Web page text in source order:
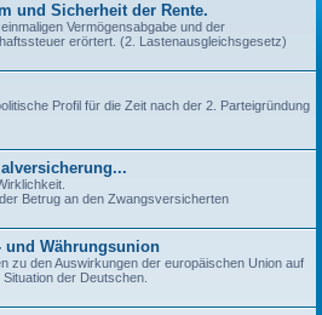
und Sicherheit der Rente.
Vermögensabgabe und der
erörtert. (2. Lastenausgleichsgesetz)
Profil für die Zeit nach der 2. Parteigründung
Betrug an den Zwangsversicherten
und Währungsunion
zu den Auswirkungen der europäischen Union auf
der Deutschen.